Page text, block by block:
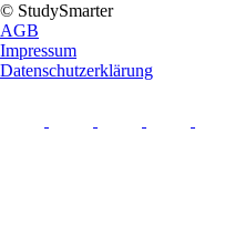
© StudySmarter
AGB
Impressum
Datenschutzerklärung